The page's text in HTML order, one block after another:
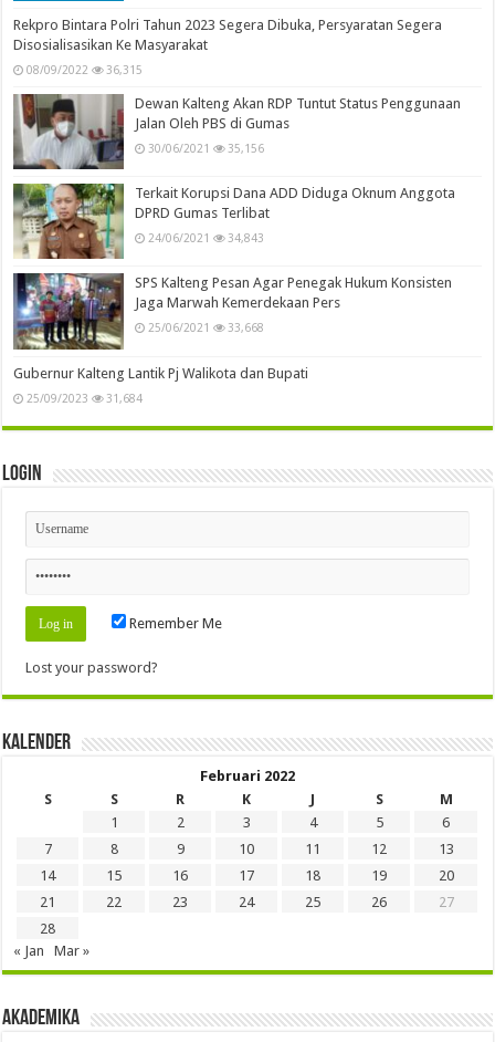
Rekpro Bintara Polri Tahun 2023 Segera Dibuka, Persyaratan Segera
Disosialisasikan Ke Masyarakat
08/09/2022 36,315
Dewan Kalteng Akan RDP Tuntut Status Penggunaan
Jalan Oleh PBS di Gumas
30/06/2021 35,156
Terkait Korupsi Dana ADD Diduga Oknum Anggota
DPRD Gumas Terlibat
24/06/2021 34,843
SPS Kalteng Pesan Agar Penegak Hukum Konsisten
Jaga Marwah Kemerdekaan Pers
25/06/2021 33,668
Gubernur Kalteng Lantik Pj Walikota dan Bupati
25/09/2023 31,684
Login
Remember Me
Lost your password?
Kalender
Februari 2022
S
S R K J S
M
1
2 3 4 5
6
7
8 9 10 11 12
13
14
15 16 17 18 19
20
21
22 23 24 25 26
27
28
« Jan
Mar »
Akademika